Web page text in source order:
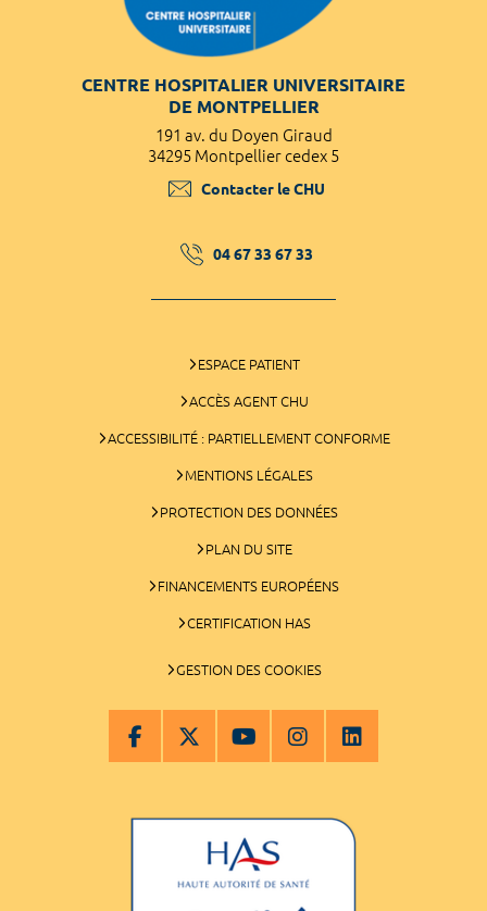
CENTRE HOSPITALIER UNIVERSITAIRE
DE MONTPELLIER
191 av. du Doyen Giraud
34295 Montpellier cedex 5
Contacter le CHU
04 67 33 67 33
ESPACE PATIENT
ACCÈS AGENT CHU
ACCESSIBILITÉ : PARTIELLEMENT CONFORME
MENTIONS LÉGALES
PROTECTION DES DONNÉES
PLAN DU SITE
FINANCEMENTS EUROPÉENS
CERTIFICATION HAS
GESTION DES COOKIES